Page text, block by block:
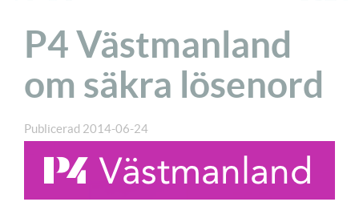
P4 Västmanland
om säkra lösenord
Publicerad 2014-06-24